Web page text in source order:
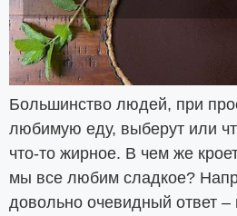
Большинство людей, при
любимую еду, выберут или
что-то жирное. В чем же
мы все любим сладкое?
довольно очевидный ответ –